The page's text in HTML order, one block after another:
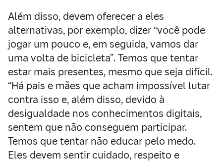
Além disso, devem oferecer a eles
alternativas, por exemplo, dizer “você pode
jogar um pouco e, em seguida, vamos dar
uma volta de bicicleta”. Temos que tentar
estar mais presentes, mesmo que seja difícil.
“Há pais e mães que acham impossível lutar
contra isso e, além disso, devido à
desigualdade nos conhecimentos digitais,
sentem que não conseguem participar.
Temos que tentar não educar pelo medo.
Eles devem sentir cuidado, respeito e